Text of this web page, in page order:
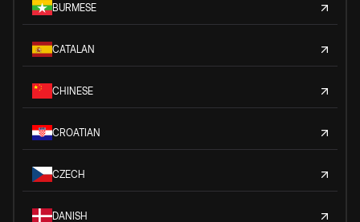
BURMESE
CATALAN
CHINESE
CROATIAN
CZECH
DANISH